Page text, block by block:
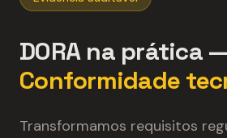
DORA na prática —
Conformidade
Transformamos requisitos